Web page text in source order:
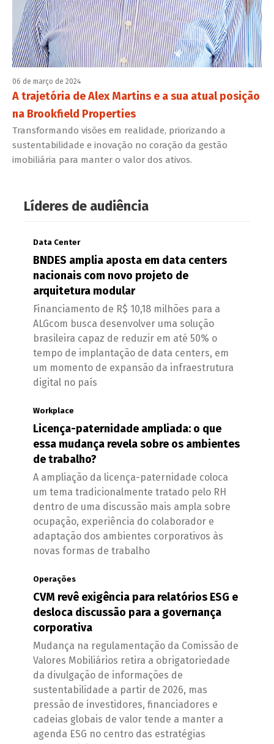
06 de março de 2024
A trajetória de Alex Martins e a sua atual posição
na Brookfield Properties
Transformando visões em realidade, priorizando a
sustentabilidade e inovação no coração da gestão
imobiliária para manter o valor dos ativos.
Líderes de audiência
Data Center
BNDES amplia aposta em data centers
nacionais com novo projeto de
arquitetura modular
Financiamento de R$ 10,18 milhões para a
ALGcom busca desenvolver uma solução
brasileira capaz de reduzir em até 50% o
tempo de implantação de data centers, em
um momento de expansão da infraestrutura
digital no país
Workplace
Licença-paternidade ampliada: o que
essa mudança revela sobre os ambientes
de trabalho?
A ampliação da licença-paternidade coloca
um tema tradicionalmente tratado pelo RH
dentro de uma discussão mais ampla sobre
ocupação, experiência do colaborador e
adaptação dos ambientes corporativos às
novas formas de trabalho
Operações
CVM revê exigência para relatórios ESG e
desloca discussão para a governança
corporativa
Mudança na regulamentação da Comissão de
Valores Mobiliários retira a obrigatoriedade
da divulgação de informações de
sustentabilidade a partir de 2026, mas
pressão de investidores, financiadores e
cadeias globais de valor tende a manter a
agenda ESG no centro das estratégias